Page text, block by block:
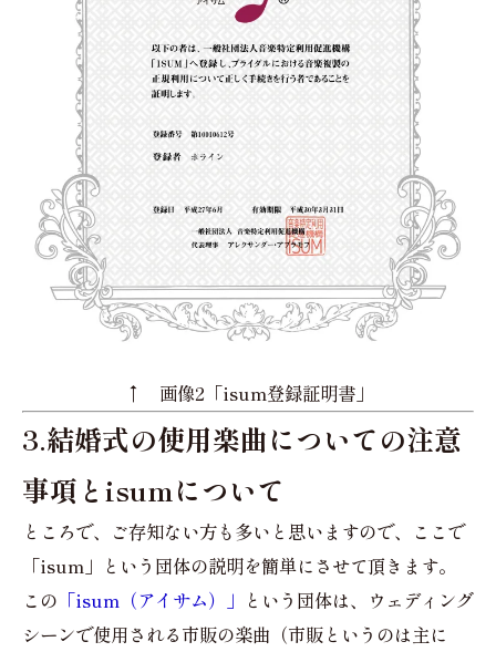
↑ 画像2「isum登録証明書」
3.結婚式の使用楽曲についての注意
事項とisumについて
ところで、ご存知ない方も多いと思いますので、ここで
「isum」という団体の説明を簡単にさせて頂きます。
この 「isum（アイサム）」 という団体は、ウェディング
シーンで使用される市販の楽曲（市販というのは主に